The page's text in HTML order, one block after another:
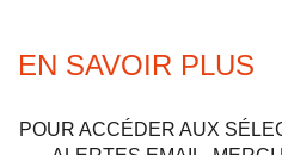
EN SAVOIR PLUS
POUR ACCÉDER AUX